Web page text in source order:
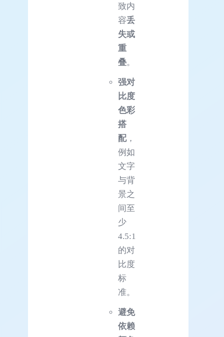
致内
容丢
失或
重
叠。
强对
比度
色彩
搭
配，
例如
文字
与背
景之
间至
少
4.5:1
的对
比度
标
准。
避免
依赖